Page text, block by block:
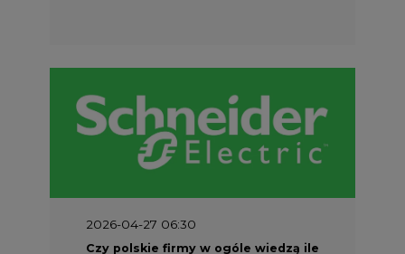
2026-04-27 06:30
Czy polskie firmy w ogóle wiedzą ile